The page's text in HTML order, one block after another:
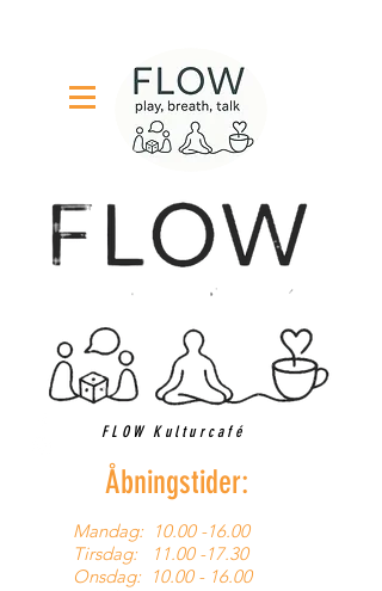
FLOW Kulturcafé
Åbningstider:
Mandag: 10.00 -16.00
Tirsdag:
11.00 -17.30
Onsdag: 10.00 - 16.00